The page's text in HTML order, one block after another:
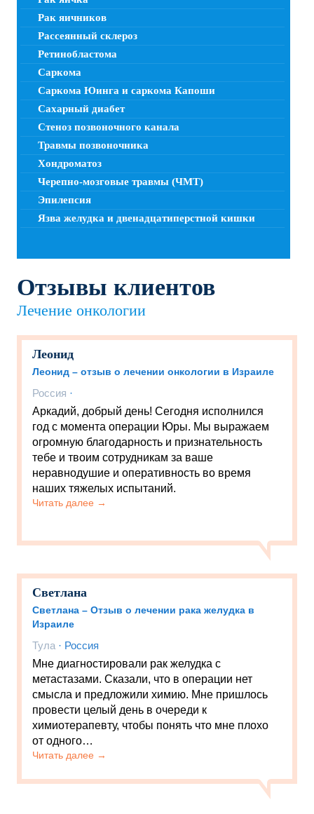
Рак яичников
Рассеянный склероз
Ретинобластома
Саркома
Саркома Юинга и саркома Капоши
Сахарный диабет
Стеноз позвоночного канала
Травмы позвоночника
Хондроматоз
Черепно-мозговые травмы (ЧМТ)
Эпилепсия
Язва желудка и двенадцатиперстной кишки
Отзывы клиентов
Лечение онкологии
Леонид
Леонид – отзыв о лечении онкологии в Израиле
Россия ·
Аркадий, добрый день! Сегодня исполнился
год с момента операции Юры. Мы выражаем
огромную благодарность и признательность
тебе и твоим сотрудникам за ваше
неравнодушие и оперативность во время
наших тяжелых испытаний.
Читать далее →
Светлана
Светлана – Отзыв о лечении рака желудка в
Израиле
Тула · Россия
Мне диагностировали рак желудка с
метастазами. Сказали, что в операции нет
смысла и предложили химию. Мне пришлось
провести целый день в очереди к
химиотерапевту, чтобы понять что мне плохо
от одного…
Читать далее →